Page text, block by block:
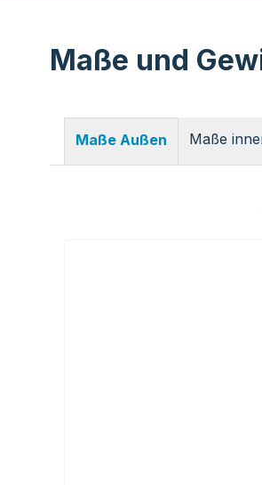
Maße und
Maße Außen Maße